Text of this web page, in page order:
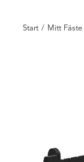
Start / Mitt Fäste